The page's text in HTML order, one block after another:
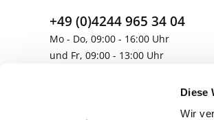
Diese
Wir
+49 (0)4244 965 34 04
Mo - Do, 09:00 - 16:00 Uhr
und Fr, 09:00 - 13:00 Uhr